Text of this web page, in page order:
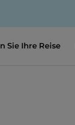
Sie Ihre Reise